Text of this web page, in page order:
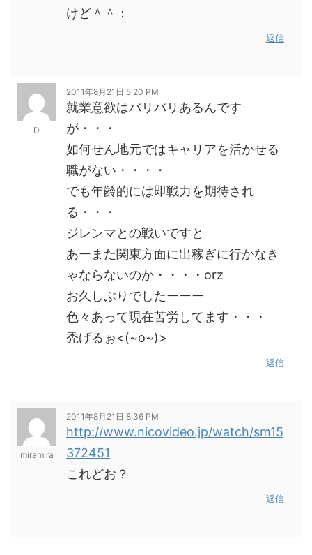
けど＾＾：
返信
D
2011年8月21日 5:20 PM
就業意欲はバリバリあるんです
が・・・
如何せん地元ではキャリアを活かせる
職がない・・・・
でも年齢的には即戦力を期待され
る・・・
ジレンマとの戦いですと
あーまた関東方面に出稼ぎに行かなき
ゃならないのか・・・・orz
お久しぶりでしたーーー
色々あって現在苦労してます・・・
禿げるぉ<(~o~)>
返信
miramira
2011年8月21日 8:36 PM
http://www.nicovideo.jp/watch/sm15
372451
これどお？
返信